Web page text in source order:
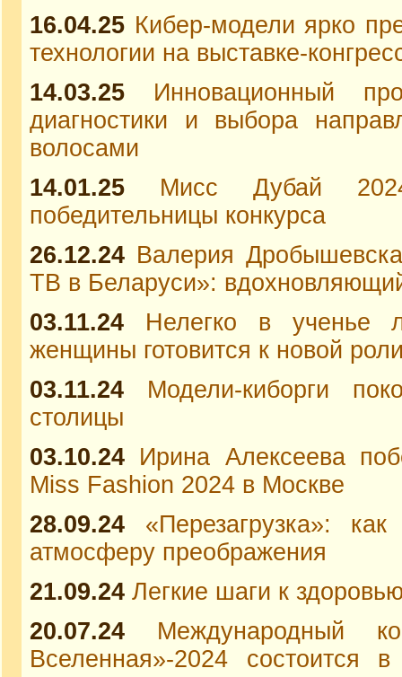
16.04.25 Кибер-модели ярко
технологии на выставке-
14.03.25
Инновационный
диагностики и выбора
волосами
14.01.25
Мисс Дубай
победительницы конкурса
26.12.24 Валерия
ТВ в Беларуси»:
03.11.24
Нелегко в ученье
женщины готовится к новой
03.11.24
Модели-киборги
столицы
03.10.24 Ирина Алексеева
Miss Fashion 2024 в Москве
28.09.24
«Перезагрузка»:
атмосферу преображения
21.09.24 Легкие шаги к
20.07.24
Международный
Вселенная»-2024